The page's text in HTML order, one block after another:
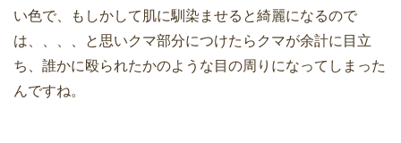
い色で、もしかして肌に馴染ませると綺麗になるので
は、、、、と思いクマ部分につけたらクマが余計に目立
ち、誰かに殴られたかのような目の周りになってしまった
んですね。